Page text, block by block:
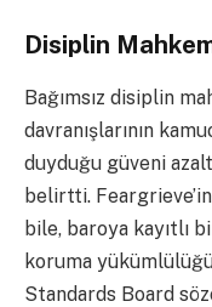
Disiplin
Bağımsız disiplin
davranışlarının
duyduğu güveni
belirtti.
bile, baroya kayıtlı
koruma
Standards Board